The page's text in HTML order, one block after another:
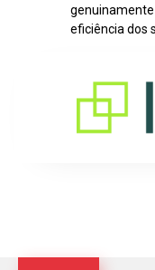
eficiência dos